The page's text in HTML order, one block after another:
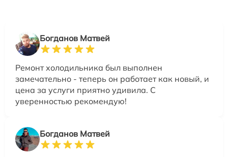
Богданов Матвей
Ремонт холодильника был выполнен
замечательно - теперь он работает как новый, и
цена за услуги приятно удивила. С
уверенностью рекомендую!
Богданов Матвей